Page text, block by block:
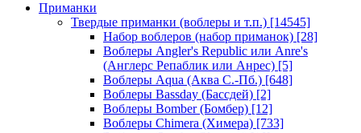
Приманки
Твердые приманки (воблеры и т.п.) [14545]
Набор воблеров (набор приманок) [28]
Воблеры Angler's Republic или Anre's
(Англерс Репаблик или Анрес) [5]
Воблеры Aqua (Аква С.-Пб.) [648]
Воблеры Bassday (Бассдей) [2]
Воблеры Bomber (Бомбер) [12]
Воблеры Chimera (Химера) [733]